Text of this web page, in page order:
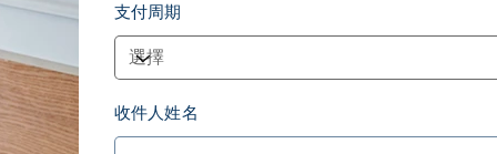
支付周期
收件人姓名
最